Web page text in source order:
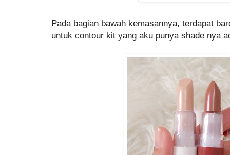
Pada bagian bawah kemasannya, terdapat
untuk contour kit yang aku punya shade nya